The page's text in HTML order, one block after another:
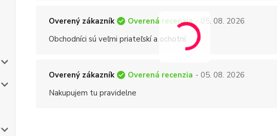
Overený zákazník Overená recenzia - 05. 08. 2026
Obchodníci sú veľmi priateľskí a ochotní.
Overený zákazník Overená recenzia - 05. 08. 2026
Nakupujem tu pravidelne